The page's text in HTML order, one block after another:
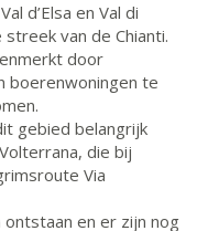
d’Elsa en Val di
van de Chianti.
door
boerenwoningen te
gebied belangrijk
die bij
Via
en er zijn nog